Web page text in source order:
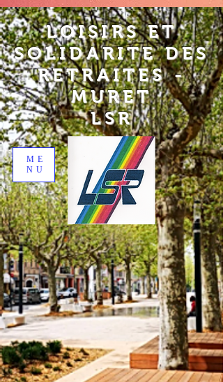
LOISIRS ET
SOLIDARITE DES
RETRAITES -
MURET
LSR
ME
NU